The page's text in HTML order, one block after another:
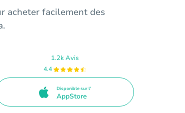
acheter facilement des
1.2k Avis
4.4
Disponible sur l'
AppStore